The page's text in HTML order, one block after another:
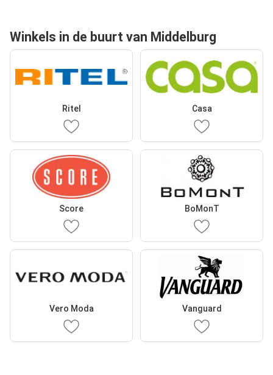
Winkels in de buurt van Middelburg
Ritel Casa
Score BoMonT
Vero Moda Vanguard